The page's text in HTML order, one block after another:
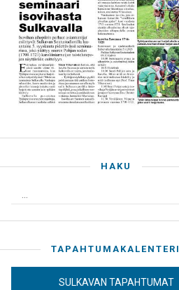
HAKU
TAPAHTUMAKALENTERI
SULKAVAN TAPAHTUMAT